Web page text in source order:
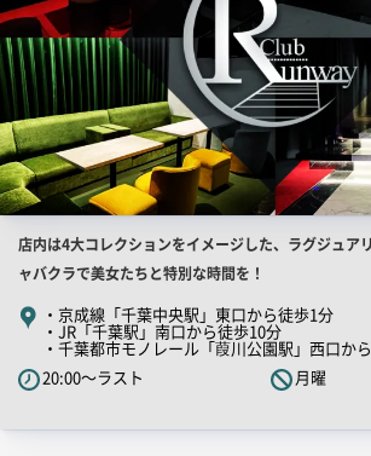
店
舗
PR
キ
ッ
店内は4大コレクションをイメージした、ラグジュア
ャバクラで美女たちと特別な時間を！
・京成線「千葉中央駅」東口から徒歩1分
・JR「千葉駅」南口から徒歩10分
・千葉都市モノレール「葭川公園駅」西口か
20:00～ラスト
月曜